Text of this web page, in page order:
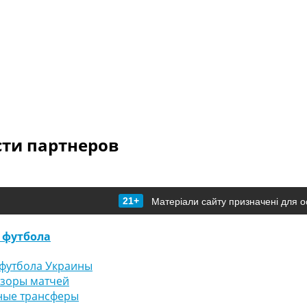
партнеров
21+ Матеріали сайту призначені для
Украины
матчей
трансферы